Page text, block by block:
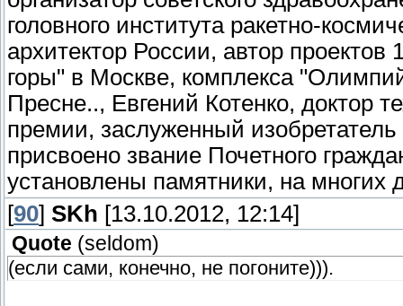
головного института ракетно-
архитектор России, автор
горы" в Москве, комплекса
Пресне.., Евгений Котенко, доктор
премии, заслуженный
присвоено звание Почетного
установлены памятники, на многих
[90] SKh [13.10.2012, 12:14]
Quote (seldom)
(если сами, конечно, не погоните))).